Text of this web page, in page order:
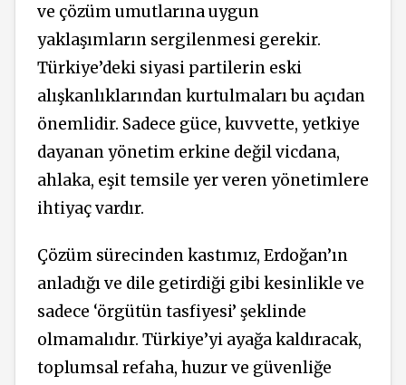
ve çözüm umutlarına uygun
yaklaşımların sergilenmesi gerekir.
Türkiye’deki siyasi partilerin eski
alışkanlıklarından kurtulmaları bu açıdan
önemlidir. Sadece güce, kuvvette, yetkiye
dayanan yönetim erkine değil vicdana,
ahlaka, eşit temsile yer veren yönetimlere
ihtiyaç vardır.
Çözüm sürecindenkastımız, Erdoğan’ın
anladığı ve dile getirdiği gibi kesinlikle ve
sadece ‘örgütün tasfiyesi’ şeklinde
olmamalıdır. Türkiye’yi ayağa kaldıracak,
toplumsal refaha, huzur ve güvenliğe